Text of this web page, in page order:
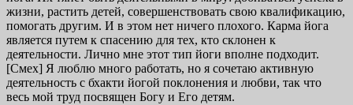
жизни, растить детей, совершенствовать свою квалификацию,
помогать другим. И в этом нет ничего плохого. Карма йога
является путем к спасению для тех, кто склонен к
деятельности. Лично мне этот тип йоги вполне подходит.
[Смех] Я люблю много работать, но я сочетаю активную
деятельность с бхакти йогой поклонения и любви, так что
весь мой труд посвящен Богу и Его детям.